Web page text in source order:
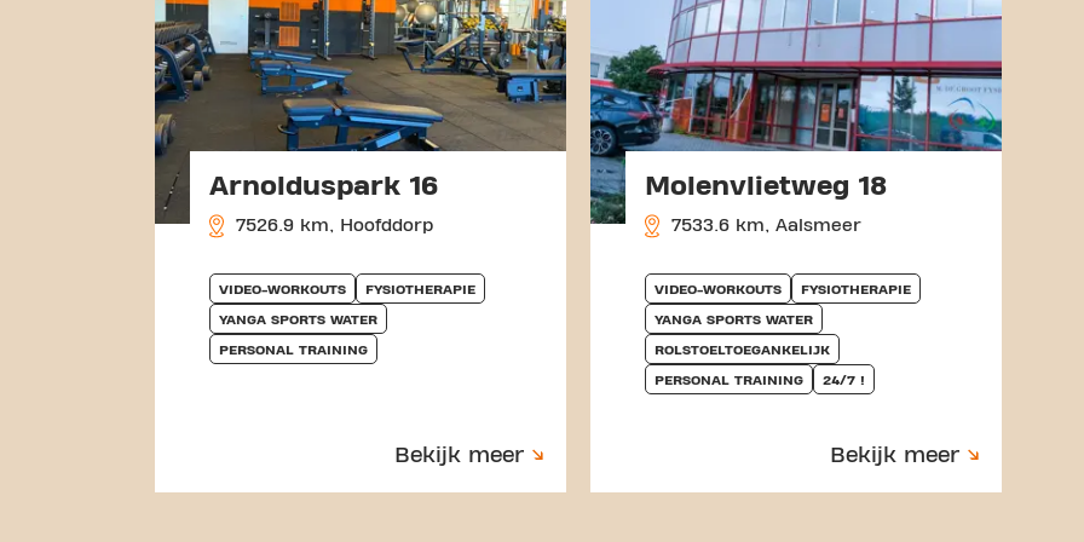
Arnolduspark 16
7526.9 km, Hoofddorp
VIDEO-WORKOUTS FYSIOTHERAPIE
YANGA SPORTS WATER
PERSONAL TRAINING
Bekijk meer
Molenvlietweg 18
7533.6 km, Aalsmeer
VIDEO-WORKOUTS FYSIOTHERAPIE
YANGA SPORTS WATER
ROLSTOELTOEGANKELIJK
PERSONAL TRAINING 24/7 !
Bekijk meer